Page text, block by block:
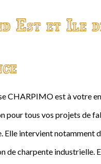
Est et Ile
CHARPIMO est à votre
pour tous vos projets de
Elle intervient notamment
de charpente industrielle.